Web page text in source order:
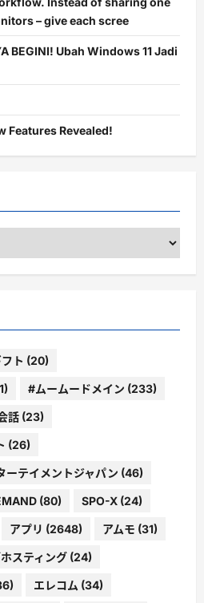
– give each scree
BEGINI! Ubah Windows 11 Jadi
Features Revealed!
ト (20)
#ムームードメイン (233)
話 (23)
(26)
ーテイメントジャパン (46)
(80) SPO-X (24)
アプリ (2648) アムモ (31)
スティング (24)
エレコム (34)